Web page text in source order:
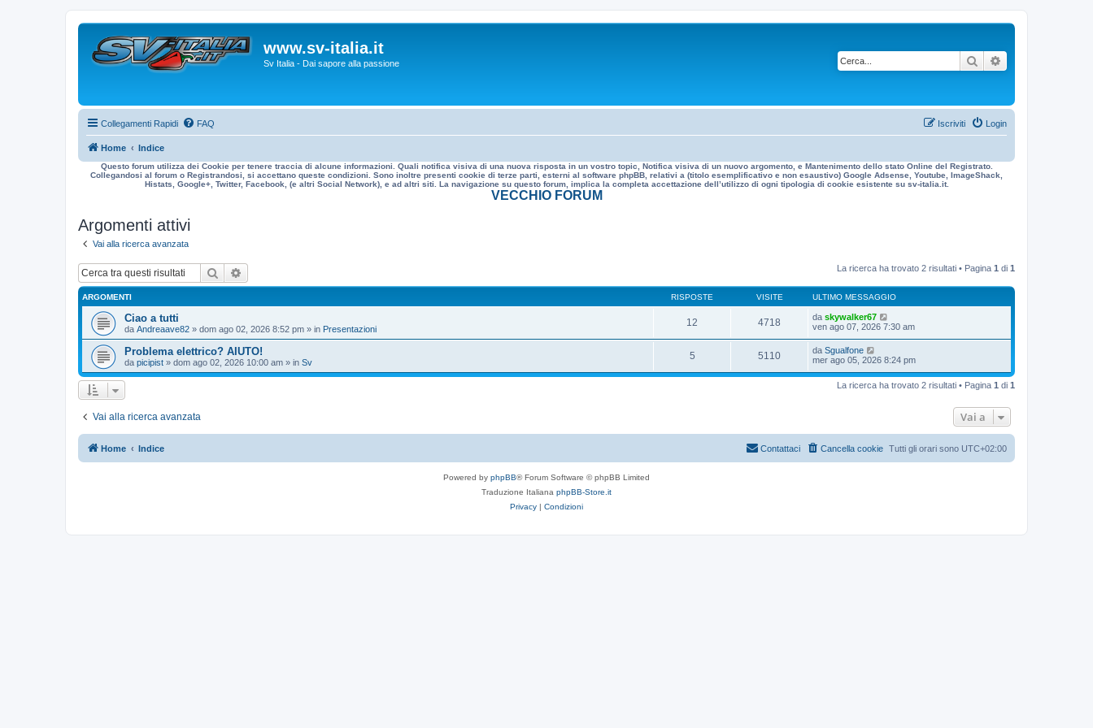
www.sv-italia.it
Sv Italia - Dai sapore alla passione Cerca
Collegamenti Rapidi FAQ Login
Iscriviti
Home Indice
Questo forum utilizza dei Cookie per tenere traccia di alcune informazioni. Quali notifica visiva di una nuova risposta in un vostro topic, Notifica visiva di un nuovo argomento, e Mantenimento dello stato Online del Registrato.
Collegandosi al forum o Registrandosi, si accettano queste condizioni. Sono inoltre presenti cookie di terze parti, esterni al software phpBB, relativi a (titolo esemplificativo e non esaustivo) Google Adsense, Youtube, ImageShack,
Histats, Google+, Twitter, Facebook, (e altri Social Network), e ad altri siti. La navigazione su questo forum, implica la completa accettazione dell’utilizzo di ogni tipologia di cookie esistente su sv-italia.it.
VECCHIO FORUM
Argomenti attivi
Vai alla ricerca avanzata
Cerca La ricerca ha trovato 2 risultati • Pagina 1 di 1
ARGOMENTI RISPOSTE VISITE ULTIMO MESSAGGIO
Ciao a tutti
da Andreaave82 » dom ago 02, 2026 8:52 pm » in Presentazioni
12 4718 da skywalker67
ven ago 07, 2026 7:30 am
Problema elettrico? AIUTO!
da picipist » dom ago 02, 2026 10:00 am » in Sv
5 5110 da Sgualfone
mer ago 05, 2026 8:24 pm
La ricerca ha trovato 2 risultati • Pagina 1 di 1
Vai alla ricerca avanzata Vai a
Home Indice Tutti gli orari sono UTC+02:00
Cancella cookie
Contattaci
Powered by phpBB® Forum Software © phpBB Limited
Traduzione Italiana phpBB-Store.it
Privacy | Condizioni